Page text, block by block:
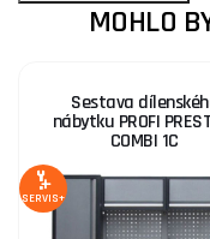
MOHLO
Sestava
nábytku PROFI
COMBI 1C
SERVIS+